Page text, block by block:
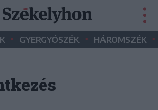
• GYERGYÓSZÉK • HÁROMSZÉK •